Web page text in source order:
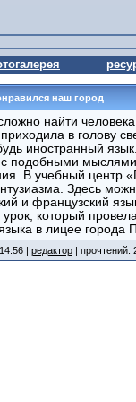
наш город
найти
в голову
иностранный
подобными мыслями
В учебный центр
Здесь
и французский
урок, который
языка в лицее
| редактор| прочтений: